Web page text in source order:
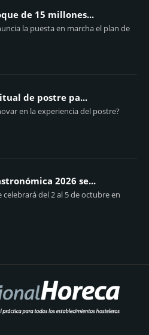
de 15 millones...
la puesta en marcha el plan de
de postre pa...
en la experiencia del postre?
2026 se...
celebrará del 2 al 5 de octubre en